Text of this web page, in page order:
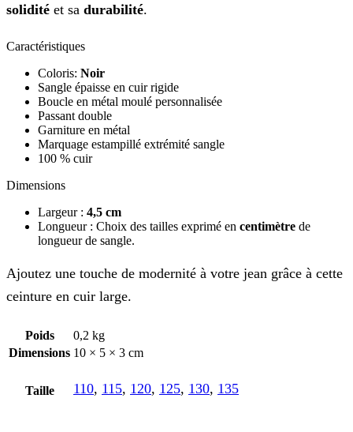
solidité et sa durabilité.
Caractéristiques
Coloris: Noir
Sangle épaisse en cuir rigide
Boucle en métal moulé personnalisée
Passant double
Garniture en métal
Marquage estampillé extrémité sangle
100 % cuir
Dimensions
Largeur : 4,5 cm
Longueur : Choix des tailles exprimé en centimètre de
longueur de sangle.
Ajoutez une touche de modernité à votre jean grâce à cette
ceinture en cuir large.
Poids
0,2 kg
Dimensions 10 × 5 × 3 cm
Taille 110, 115, 120, 125, 130, 135